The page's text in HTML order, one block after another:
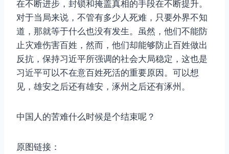
在不断进步，封锁和掩盖真相的手段在不断提升。
对于当局来说，不管有多少人死难，只要外界不知
道，那就等于什么也没有发生。虽然，他们不能防
止灾难伤害百姓，然而，他们却能够防止百姓做出
反抗，保持习近平所强调的社会大局稳定，这也是
习近平可以不在意百姓死活的重要原因。可以想
见，雄安之后还有雄安，涿州之后还有涿州。
中国人的苦难什么时候是个结束呢？
原图链接：